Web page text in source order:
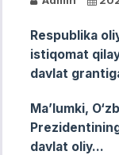
Respublika
istiqomat
davlat
Maʼlumki,
davlat oliy...